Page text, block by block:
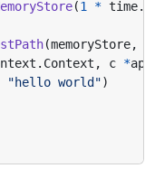
(1 * time.
(memoryStore,
. Context , c *app
"hello world")